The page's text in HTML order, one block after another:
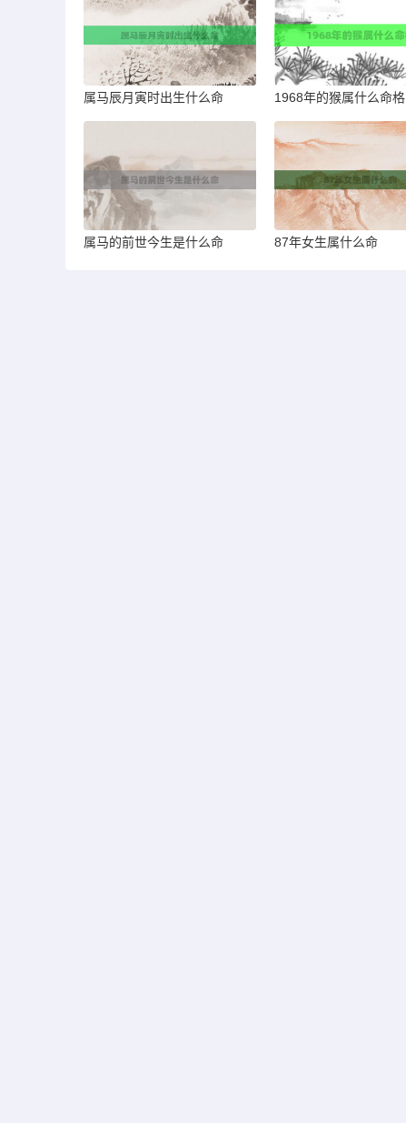
属马辰月寅时出生什么命 1968年的猴属什么命格
属马的前世今生是什么命 87年女生属什么命